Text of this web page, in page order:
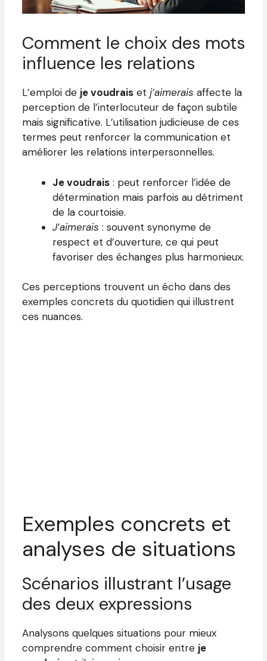
Comment le choix des mots
influence les relations
L’emploi de je voudrais et j’aimerais affecte la
perception de l’interlocuteur de façon subtile
mais significative. L’utilisation judicieuse de ces
termes peut renforcer la communication et
améliorer les relations interpersonnelles.
Je voudrais : peut renforcer l’idée de
détermination mais parfois au détriment
de la courtoisie.
J’aimerais : souvent synonyme de
respect et d’ouverture, ce qui peut
favoriser des échanges plus harmonieux.
Ces perceptions trouvent un écho dans des
exemples concrets du quotidien qui illustrent
ces nuances.
Exemples concrets et
analyses de situations
Scénarios illustrant l’usage
des deux expressions
Analysons quelques situations pour mieux
comprendre comment choisir entre je